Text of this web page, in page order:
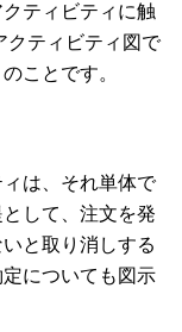
ティビティに触
クティビティ図で
ことです。
は、それ単体で
して、注文を発
と取り消しする
についても図示